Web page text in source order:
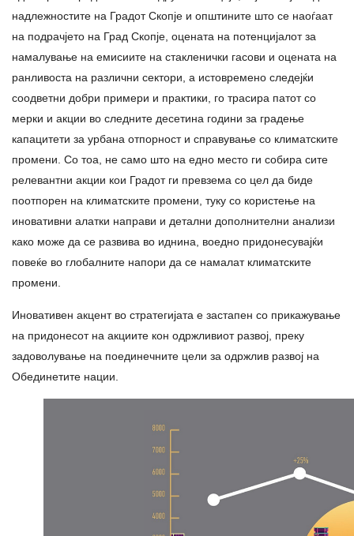
надлежностите на Градот Скопје и општините што се наоѓаат
на подрачјето на Град Скопје, оцената на потенцијалот за
намалување на емисиите на стакленички гасови и оцената на
ранливоста на различни сектори, а истовремено следејќи
соодветни добри примери и практики, го трасира патот со
мерки и акции во следните десетина години за градење
капацитети за урбана отпорност и справување со климатските
промени. Со тоа, не само што на едно место ги собира сите
релевантни акции кои Градот ги превзема со цел да биде
поотпорен на климатските промени, туку со користење на
иновативни алатки направи и детални дополнителни анализи
како може да се развива во иднина, воедно придонесувајќи
повеќе во глобалните напори да се намалат климатските
промени.
Иновативен акцент во стратегијата е застапен со прикажување
на придонесот на акциите кон одржливиот развој, преку
задоволување на поединечните цели за одржлив развој на
Обединетите нации.